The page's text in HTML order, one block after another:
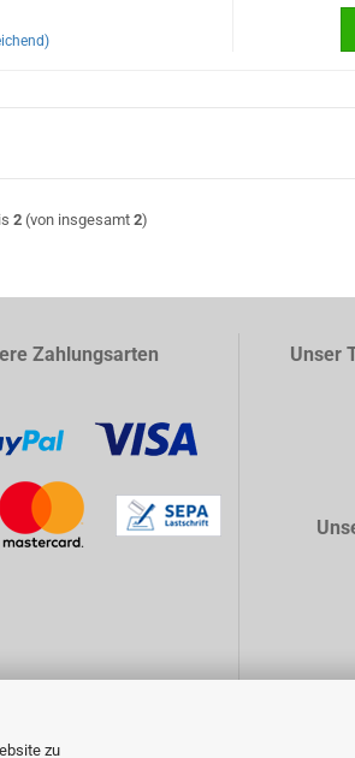
zu
2 (von insgesamt2)
Zahlungsarten Unser